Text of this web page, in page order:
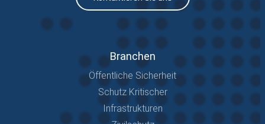
Branchen
Öffentliche Sicherheit
Schutz Kritischer
Infrastrukturen